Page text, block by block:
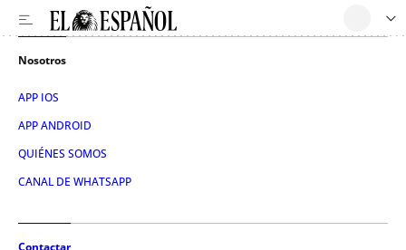
Nosotros
APP IOS
APP ANDROID
QUIÉNES SOMOS
CANAL DE WHATSAPP
Contactar